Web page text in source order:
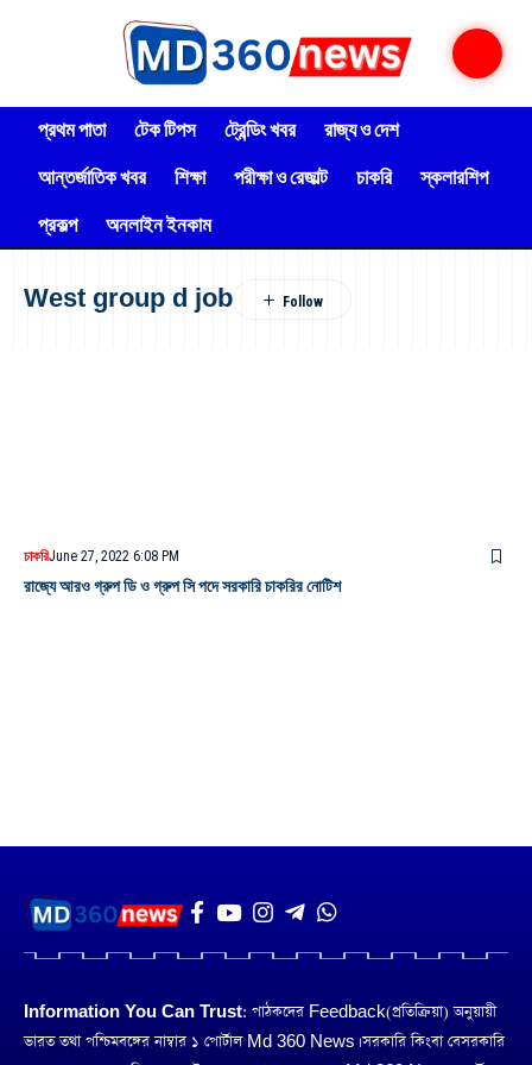
প্রথম পাতা টেক টিপস ট্রেন্ডিং খবর
রাজ্য ও দেশ
আন্তর্জাতিক খবর
শিক্ষা পরীক্ষা ও রেজাল্ট চাকরি
স্কলারশিপ
প্রকল্প
অনলাইন ইনকাম
West group d job
চাকরিJune 27, 2022 6:08 PM
রাজ্যে আরও গ্রুপ ডি ও গ্রুপ সি পদে সরকারি চাকরির নোটিশ
Information You Can Trust: পাঠকদের Feedback(প্রতিক্রিয়া) অনুয়ায়ী
ভারত তথা পশ্চিমবঙ্গের নাম্বার ১ পোর্টাল Md 360 News। সরকারি কিংবা বেসরকারি